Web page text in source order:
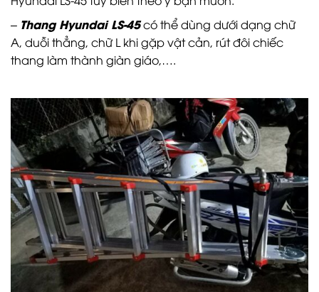
– Thang Hyundai LS-45có thể dùng dưới dạng chữ
A, duỗi thẳng, chữ L khi gặp vật cản, rút đôi chiếc
thang làm thành giàn giáo,….